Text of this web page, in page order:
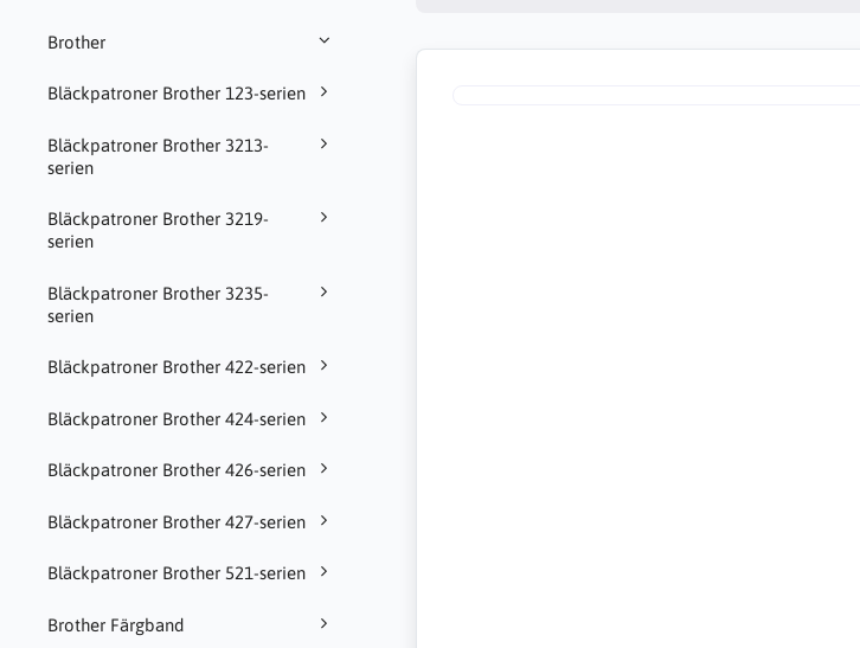
Brother
Bläckpatroner Brother 123-serien
Bläckpatroner Brother 3213-
serien
Bläckpatroner Brother 3219-
serien
Bläckpatroner Brother 3235-
serien
Bläckpatroner Brother 422-serien
Bläckpatroner Brother 424-serien
Bläckpatroner Brother 426-serien
Bläckpatroner Brother 427-serien
Bläckpatroner Brother 521-serien
Brother Färgband